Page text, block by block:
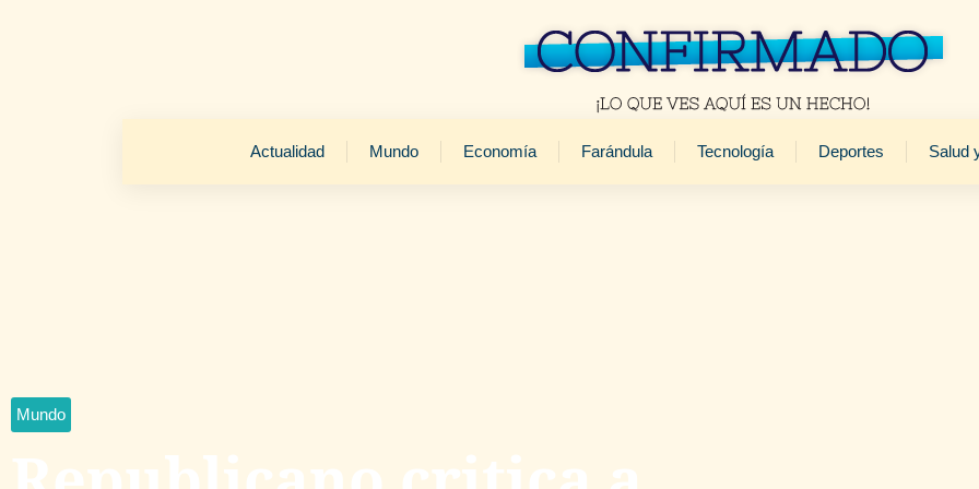
Actualidad Mundo Economía Farándula Tecnología Deportes Salud
Mundo